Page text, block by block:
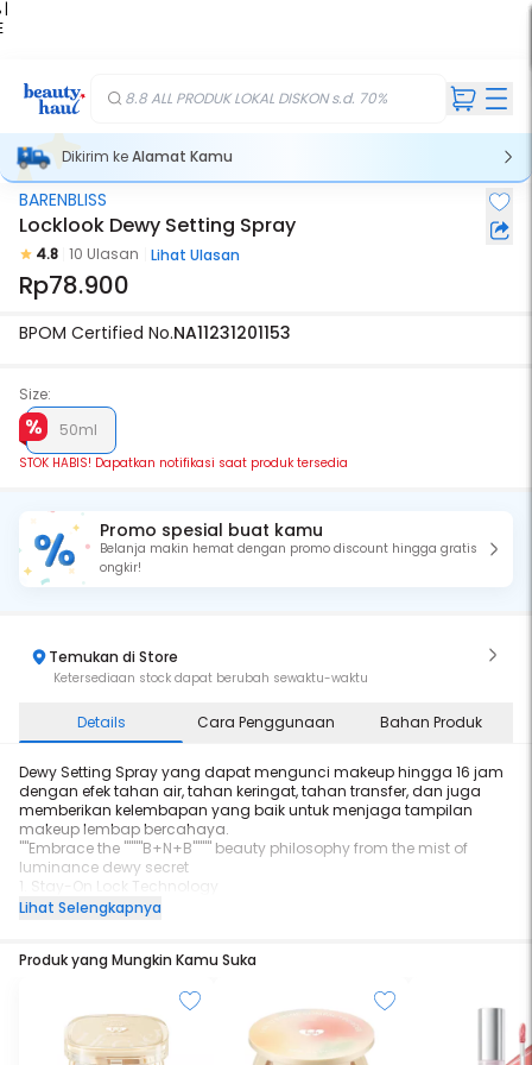
|
8.8 ALL PRODUK LOKAL DISKON s.d. 70%
Dikirim keAlamat Kamu
Stok Habis
BARENBLISS
Locklook Dewy Setting Spray
4.8 10 Ulasan Lihat Ulasan
Rp78.900
BPOM Certified No.NA11231201153
Size:
50ml
STOK HABIS! Dapatkan notifikasi saat produk tersedia
Promo spesial buat kamu
Belanja makin hemat dengan promo discount hingga gratis
ongkir!
Temukan di Store
Ketersediaan stock dapat berubah sewaktu-waktu
Details Cara Penggunaan Bahan Produk
Dewy Setting Spray yang dapat mengunci makeup hingga 16 jam
dengan efek tahan air, tahan keringat, tahan transfer, dan juga
memberikan kelembapan yang baik untuk menjaga tampilan
makeup lembap bercahaya.
""Embrace the """"B+N+B"""" beauty philosophy from the mist of
luminance dewy secret
1. Stay-On Lock Technology
Menggunakan Stay-On Lock Technology:
- Film forming agent dari Jerman membantu menciptakan efek
Dual film ini menjadikan makeup menjadi tahan lama dan
waterproof.
2. 4X Moizturizing Ingredients
-Ceramide membantu melembapkan dan memperbaiki lapisan
Lihat Selengkapnya
Produk yang Mungkin Kamu Suka